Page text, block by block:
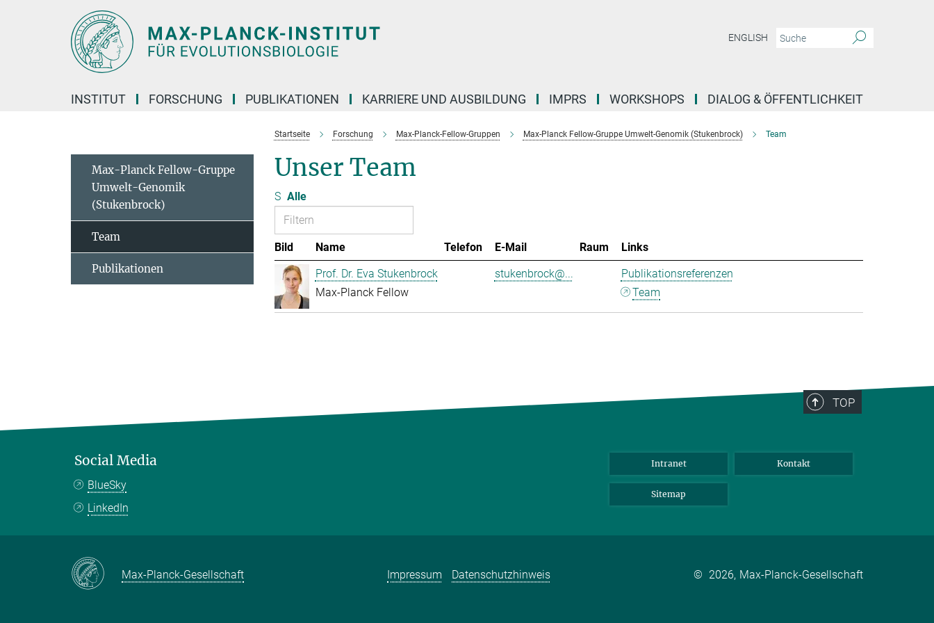
ENGLISH
INSTITUT FORSCHUNG PUBLIKATIONEN KARRIERE UND AUSBILDUNG IMPRS WORKSHOPS DIALOG & ÖFFENTLICHKEIT
Startseite Forschung Max-Planck-Fellow-Gruppen Max-Planck Fellow-Gruppe Umwelt-Genomik (Stukenbrock) Team
Unser Team
S Alle
Bild Name Telefon E-Mail Raum
Links
Prof. Dr. Eva Stukenbrock
Max-Planck Fellow
stukenbrock@...
Publikationsreferenzen
Team
Max-Planck Fellow-Gruppe
Umwelt-Genomik
(Stukenbrock)
Team
Publikationen
TOP
Social Media
BlueSky
LinkedIn
Intranet Kontakt
Sitemap
Max-Planck-Gesellschaft Impressum Datenschutzhinweis © 2026, Max-Planck-Gesellschaft